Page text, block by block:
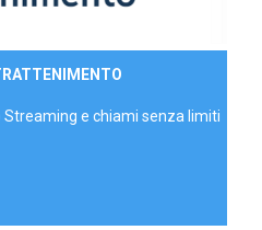
e chiami senza limiti